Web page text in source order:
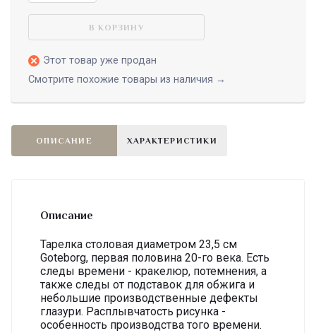
В КОРЗИНУ
Этот товар уже продан
Смотрите похожие товары из наличия →
ОПИСАНИЕ ХАРАКТЕРИСТИКИ
Описание
Тарелка столовая диаметром 23,5 см
Goteborg, первая половина 20-го века. Есть
следы времени - кракелюр, потемнения, а
также следы от подставок для обжига и
небольшие производственные дефекты
глазури. Расплывчатость рисунка -
особенность производства того времени.